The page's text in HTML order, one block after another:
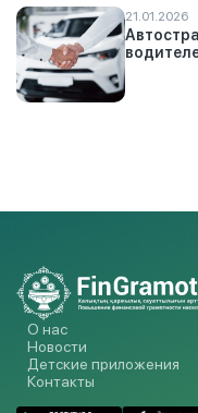
21.01.2026
О нас
Новости
Детские приложения
Контакты